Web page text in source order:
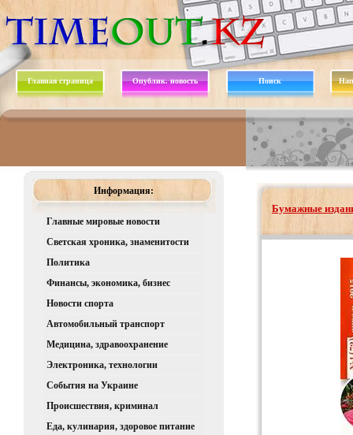
Главная страница Опублик. новость Поиск
Информация:
Главные мировые новости
Светская хроника, знаменитости
Политика
Финансы, экономика, бизнес
Новости спорта
Автомобильный транспорт
Медицина, здравоохранение
Электроника, технологии
События на Украине
Происшествия, криминал
Еда, кулинария, здоровое питание
Бумажные